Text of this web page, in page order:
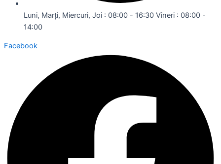
Luni, Marți, Miercuri, Joi : 08:00 - 16:30 Vineri : 08:00 -
14:00
Facebook